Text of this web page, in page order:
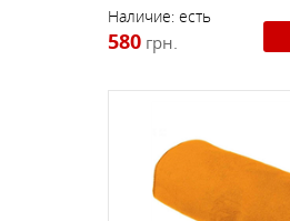
Наличие: есть
580 грн.